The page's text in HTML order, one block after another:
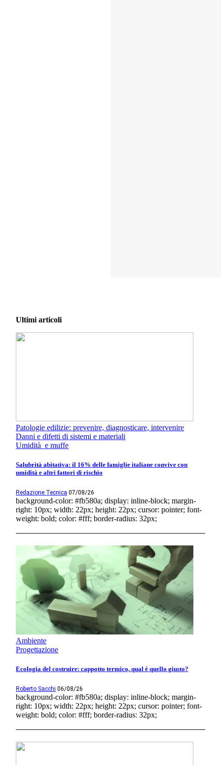
Ultimi articoli
Patologie edilizie: prevenire, diagnosticare, intervenire
Danni e difetti di sistemi e materiali
Umidità e muffe
Salubrità abitativa: il 16% delle famiglie italiane convive con
umidità e altri fattori di rischio
Redazione Tecnica 07/08/26
background-color: #fb580a; display: inline-block; margin-
right: 10px; width: 22px; height: 22px; cursor: pointer; font-
weight: bold; color: #fff; border-radius: 32px;
Ambiente
Progettazione
Ecologia del costruire: cappotto termico, qual è quello giusto?
Roberto Sacchi 06/08/26
background-color: #fb580a; display: inline-block; margin-
right: 10px; width: 22px; height: 22px; cursor: pointer; font-
weight: bold; color: #fff; border-radius: 32px;